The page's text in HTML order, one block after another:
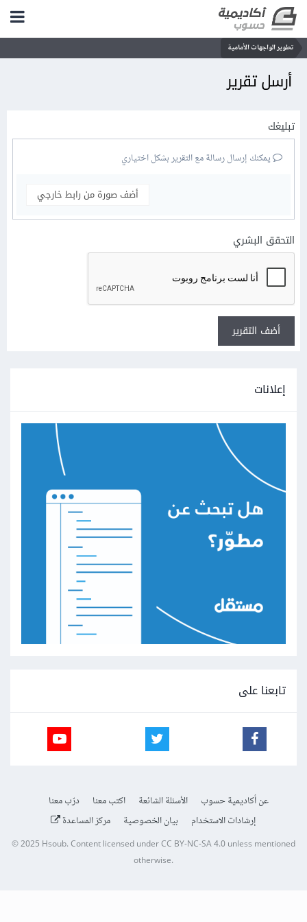
تطوير الواجهات الأمامية
أرسل تقرير
تبليغك
يمكنك إرسال رسالة مع التقرير بشكل اختياري
أضف صورة من رابط خارجي
التحقق البشري
أضف التقرير
إعلانات
تابعنا على
عن أكاديمية حسوب الأسئلة الشائعة اكتب معنا
درّب معنا
إرشادات الاستخدام
بيان الخصوصية مركز المساعدة
© 2025 Hsoub.Content licensed underCC BY-NC-SA 4.0unless mentioned
otherwise.